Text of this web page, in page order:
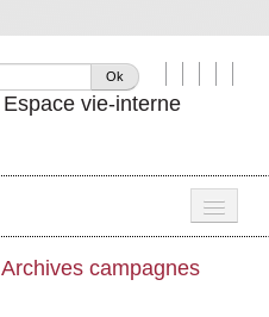
Ok
Espace vie-interne
Archives campagnes